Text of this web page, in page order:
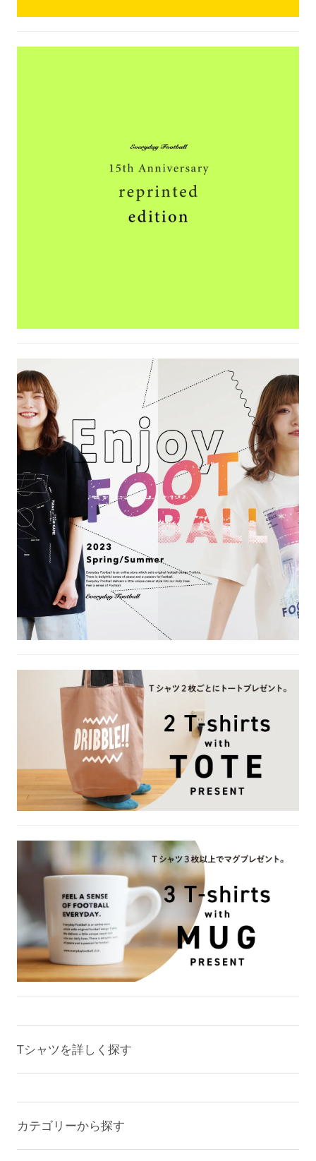
Tシャツを詳しく探す
カテゴリーから探す